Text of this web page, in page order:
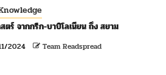
ตร์ จากกรีก-บาบิโลเนียน ถึง สยาม
2024 Team Readspread